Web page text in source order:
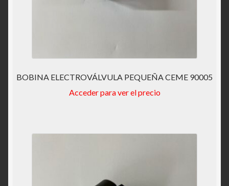
BOBINA ELECTROVÁLVULA PEQUEÑA CEME 90005
Acceder para ver el precio